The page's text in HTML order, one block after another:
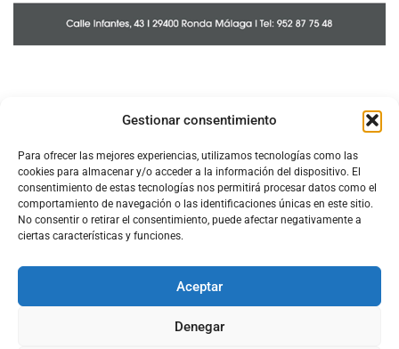
Gestionar consentimiento
Para ofrecer las mejores experiencias, utilizamos tecnologías como las
cookies para almacenar y/o acceder a la información del dispositivo. El
consentimiento de estas tecnologías nos permitirá procesar datos como el
comportamiento de navegación o las identificaciones únicas en este sitio.
No consentir o retirar el consentimiento, puede afectar negativamente a
ciertas características y funciones.
Aceptar
Denegar